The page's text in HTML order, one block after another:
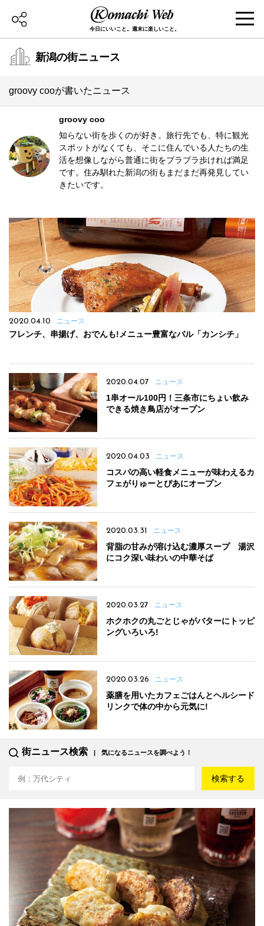
今日にいいこと。週末に楽しいこと。
新潟の街ニュース
groovy cooが書いたニュース
groovy coo
知らない街を歩くのが好き。旅行先でも、特に観光
スポットがなくても、そこに住んでいる人たちの生
活を想像しながら普通に街をブラブラ歩ければ満足
です。住み馴れた新潟の街もまだまだ再発見してい
きたいです。
2020.04.10 ニュース
フレンチ、串揚げ、おでんも!メニュー豊富なバル「カンシチ」
2020.04.07 ニュース
1串オール100円！三条市にちょい飲み
できる焼き鳥店がオープン
2020.04.03 ニュース
コスパの高い軽食メニューが味わえるカ
フェがりゅーとぴあにオープン
2020.03.31 ニュース
背脂の甘みが溶け込む濃厚スープ 湯沢
にコク深い味わいの中華そば
2020.03.27 ニュース
ホクホクの丸ごとじゃがバターにトッピ
ングいろいろ!
2020.03.26 ニュース
薬膳を用いたカフェごはんとヘルシード
リンクで体の中から元気に!
街ニュース検索 気になるニュースを調べよう！
検索する